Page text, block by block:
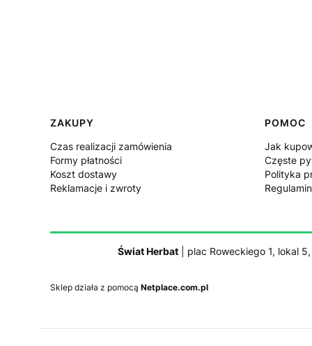
Linki w stopce
ZAKUPY
Czas realizacji zamówienia
Formy płatności
Koszt dostawy
Reklamacje i zwroty
POMOC
Jak
Częste
Polityka
Świat Herbat| plac Roweckiego 1, lokal
Sklep działa z pomocą Netplace.com.pl